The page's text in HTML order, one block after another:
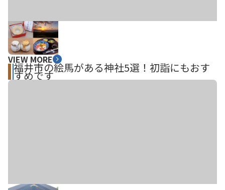
VIEW MORE
福井市の絵馬がある神社5選！初詣にもおす
すめです